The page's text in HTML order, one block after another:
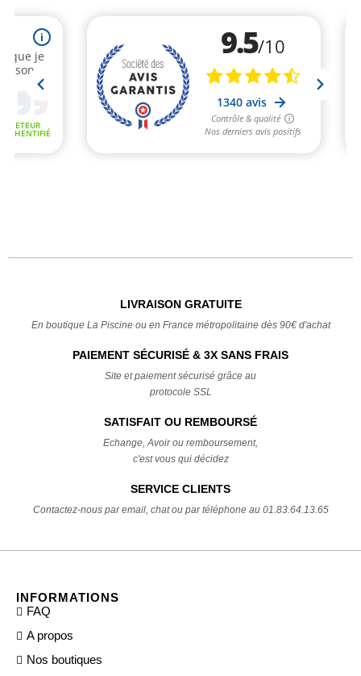
LIVRAISON GRATUITE
En boutique La Piscine ou en France métropolitaine dès 90€ d'achat
PAIEMENT SÉCURISÉ & 3X SANS FRAIS
Site et paiement sécurisé grâce au
protocole SSL
SATISFAIT OU REMBOURSÉ
Echange, Avoir ou remboursement,
c'est vous qui décidez
SERVICE CLIENTS
Contactez-nous par email, chat ou par téléphone au 01.83.64.13.65
INFORMATIONS
FAQ
A propos
Nos boutiques